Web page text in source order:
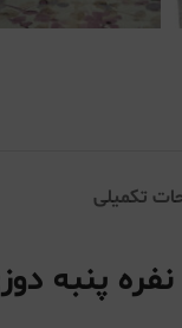
تکمیلی
پنبه